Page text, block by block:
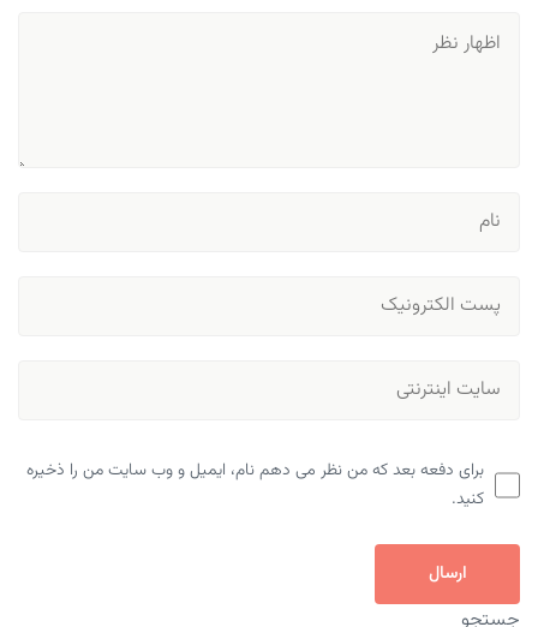
برای دفعه بعد که من نظر می دهم نام، ایمیل و وب سایت من را ذخیره
کنید.
ارسال
جستجو